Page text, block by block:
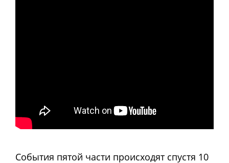
События пятой части происходят спустя 10